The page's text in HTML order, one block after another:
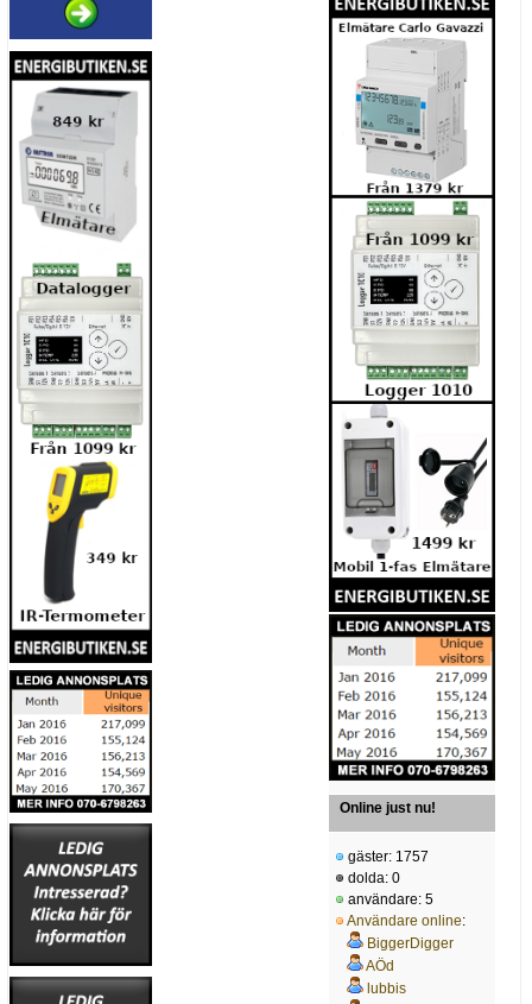
Online just nu!
gäster: 1757
dolda: 0
användare: 5
Användare online:
BiggerDigger
AÖd
lubbis